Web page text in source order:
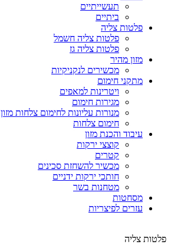
תעשייתיים
ביתיים
פלטות צליה
פלטות צליה חשמל
פלטות צליה גז
מזון מהיר
מכשירים לנקניקיות
מתקני חימום
ויטרינות למאפים
מגירות חימום
מנורות עליונות לחימום צלחות מזון
חימום צלחות
עיבוד והכנת מזון
קוצצי ירקות
קטרים
מכשיר להשחזת סכינים
חותכי ירקות ידניים
מטחנות בשר
מסחטות
עזרים לפיצריות
פלטות צליה